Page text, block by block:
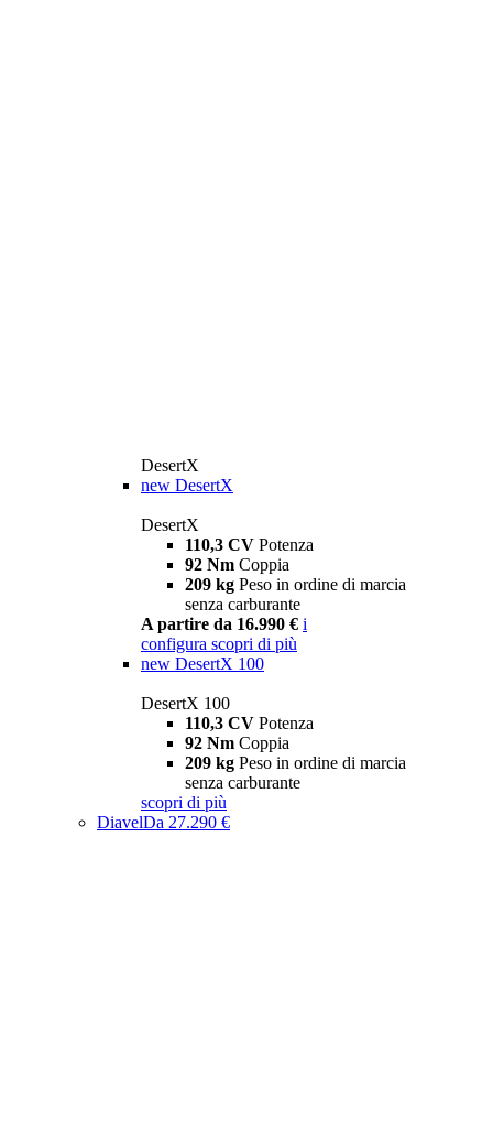
DesertX
new DesertX
DesertX
110,3 CV Potenza
92 Nm Coppia
209 kg Peso in ordine di marcia
senza carburante
A partire da 16.990 € i
configura scopri di più
new DesertX 100
DesertX 100
110,3 CV Potenza
92 Nm Coppia
209 kg Peso in ordine di marcia
senza carburante
scopri di più
DiavelDa 27.290 €